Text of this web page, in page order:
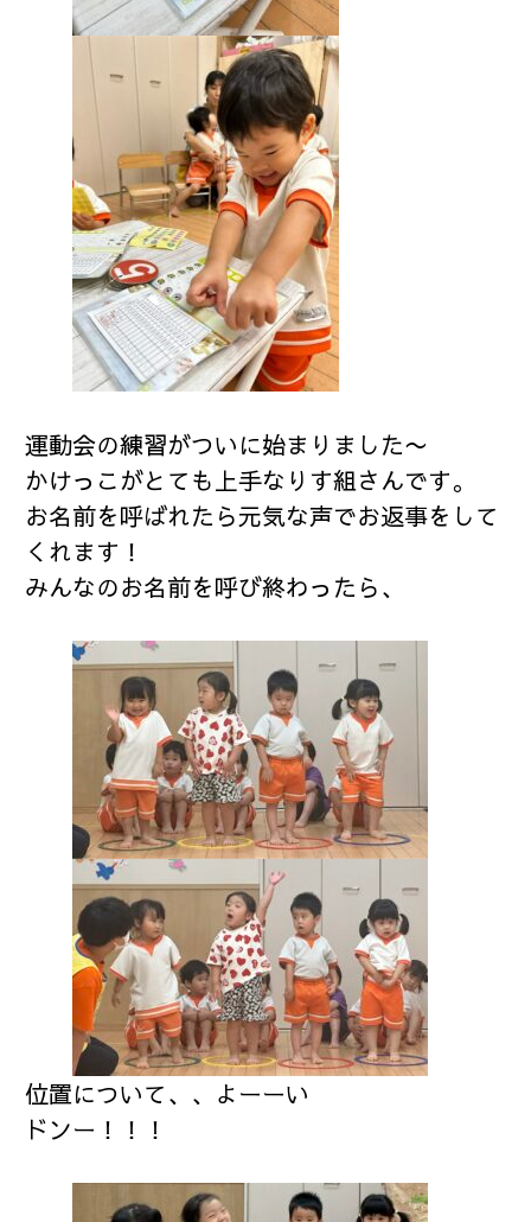
運動会の練習がついに始まりました〜
かけっこがとても上手なりす組さんです。
お名前を呼ばれたら元気な声でお返事をして
くれます！
みんなのお名前を呼び終わったら、
位置について、、よーーい
ドンー！！！